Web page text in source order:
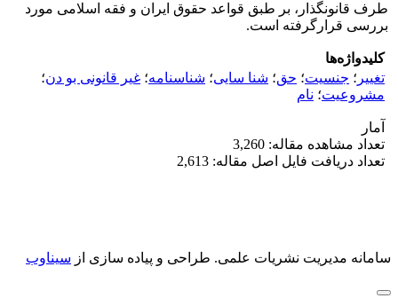
طرف قانونگذار، بر طبق قواعد حقوق ایران و فقه اسلامی مورد
بررسی قرارگرفته است.
کلیدواژه‌ها
تغییر ؛ جنسیت؛ حق؛ شنا سایی؛ شناسنامه؛ غیر قانونی بو دن؛
مشروعیت؛ نام
آمار
تعداد مشاهده مقاله: 3,260
تعداد دریافت فایل اصل مقاله: 2,613
سامانه مدیریت نشریات علمی. طراحی و پیاده سازی از سیناوب